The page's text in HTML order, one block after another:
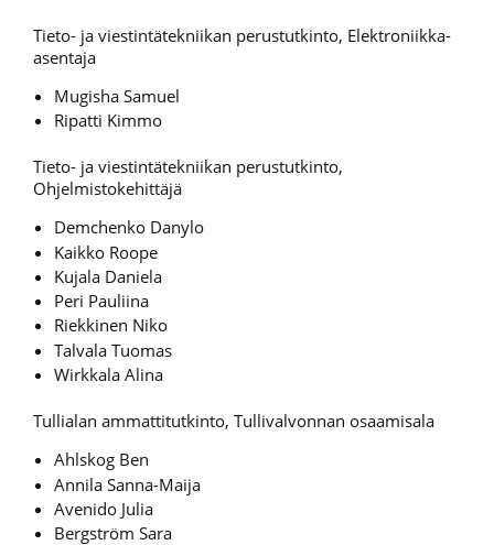
Tieto- ja viestintätekniikan perustutkinto, Elektroniikka-
asentaja
Mugisha Samuel
Ripatti Kimmo
Tieto- ja viestintätekniikan perustutkinto,
Ohjelmistokehittäjä
Demchenko Danylo
Kaikko Roope
Kujala Daniela
Peri Pauliina
Riekkinen Niko
Talvala Tuomas
Wirkkala Alina
Tullialan ammattitutkinto, Tullivalvonnan osaamisala
Ahlskog Ben
Annila Sanna-Maija
Avenido Julia
Bergström Sara